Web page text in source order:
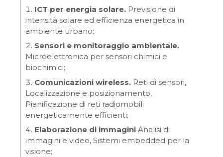
ICT per energia solare. Previsione di
intensità solare ed efficienza energetica in
ambiente urbano;
Sensori e monitoraggio ambientale.
Microelettronica per sensori chimici e
biochimici;
Comunicazioni wireless. Reti di sensori,
Localizzazione e posizionamento,
Pianificazione di reti radiomobili
energeticamente efficienti;
Elaborazione di immagini Analisi di
immagini e video, Sistemi embedded per la
visione;